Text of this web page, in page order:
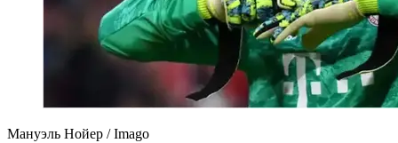
Мануэль Нойер / Imago